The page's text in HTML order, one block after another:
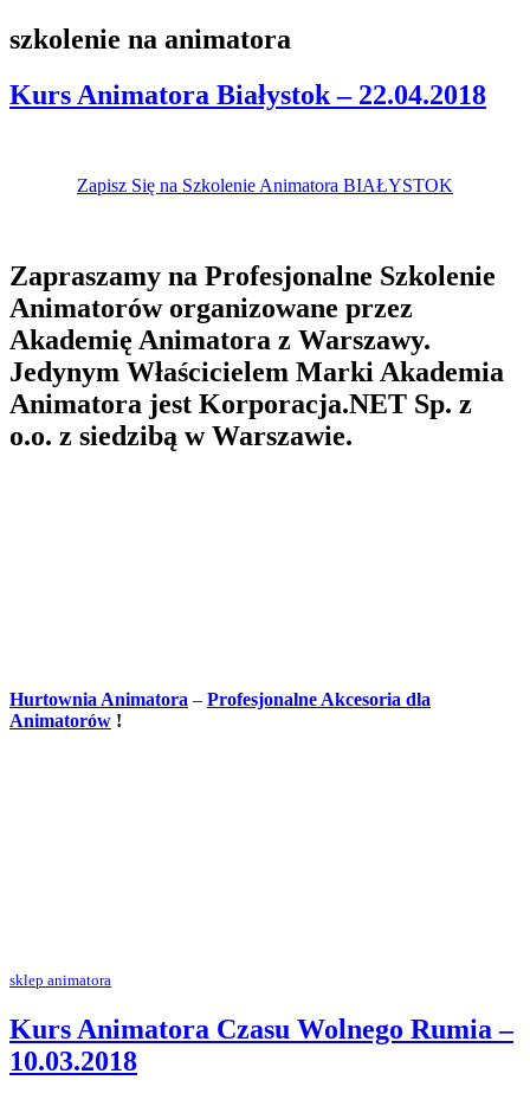
szkolenie na animatora
Kurs Animatora Białystok – 22.04.2018
Zapisz Się na Szkolenie Animatora BIAŁYSTOK
Zapraszamy na Profesjonalne Szkolenie
Animatorów organizowane przez
Akademię Animatora z Warszawy.
Jedynym Właścicielem Marki Akademia
Animatora jest Korporacja.NET Sp. z
o.o. z siedzibą w Warszawie.
Hurtownia Animatora – Profesjonalne Akcesoria dla
Animatorów !
sklep animatora
Kurs Animatora Czasu Wolnego Rumia –
10.03.2018